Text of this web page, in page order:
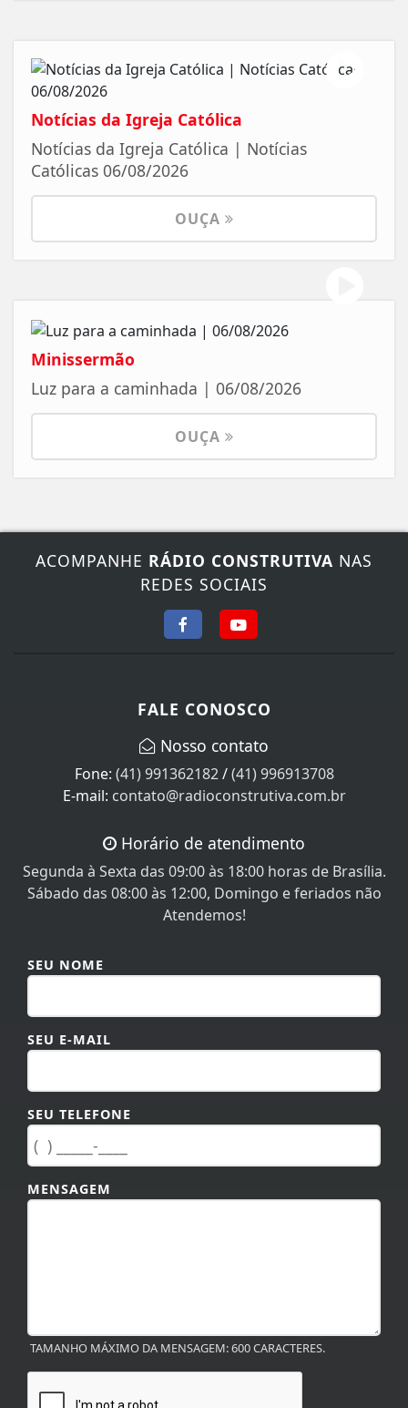
Notícias da Igreja Católica
Notícias da Igreja Católica | Notícias
Católicas 06/08/2026
OUÇA
Minissermão
Luz para a caminhada | 06/08/2026
OUÇA
ACOMPANHE RÁDIO CONSTRUTIVA NAS
REDES SOCIAIS
FALE CONOSCO
Nosso contato
Fone: (41) 991362182/(41) 996913708
E-mail: contato@radioconstrutiva.com.br
Horário de atendimento
Segunda à Sexta das 09:00 às 18:00 horas de Brasília.
Sábado das 08:00 às 12:00, Domingo e feriados não
Atendemos!
SEU NOME
SEU E-MAIL
SEU TELEFONE
MENSAGEM
TAMANHO MÁXIMO DA MENSAGEM: 600 CARACTERES.